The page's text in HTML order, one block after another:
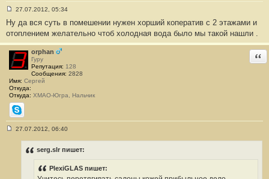
о
о
б
щ
е
н
и
#
3
8
27.07.2012, 05:34
Ну да вся суть в помешении нужен хорший коператив с 2 этажами и
отоплением желательно чтоб холодная вода было мы такой нашли .
orphan
Гуру
Репутация: 128
Сообщения: 2828
Имя: Сергей
Откуда:
Откуда: ХМАО-Югра, Нальчик
Skype
27.07.2012, 06:40
serg.slr пишет:
PlexiGLAS пишет: